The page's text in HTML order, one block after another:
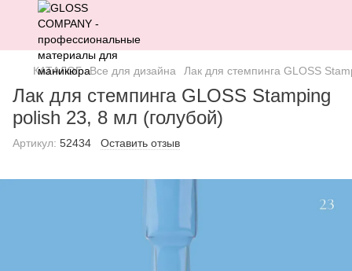
КАТАЛОГ Все для дизайна Лак для стемпинга GLOSS
Лак для стемпинга GLOSS Stamping
polish 23, 8 мл (голубой)
Артикул: 52434 Оставить отзыв